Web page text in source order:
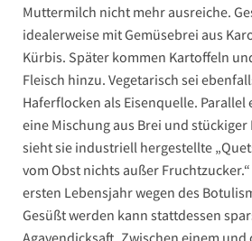
Muttermilch nicht mehr ausreiche.
idealerweise mit Gemüsebrei aus
Kürbis. Später kommen Kartoffeln
Fleisch hinzu. Vegetarisch sei
Haferflocken als Eisenquelle.
eine Mischung aus Brei und
sieht sie industriell hergestellte
vom Obst nichts außer
ersten Lebensjahr wegen des
Gesüßt werden kann stattdessen